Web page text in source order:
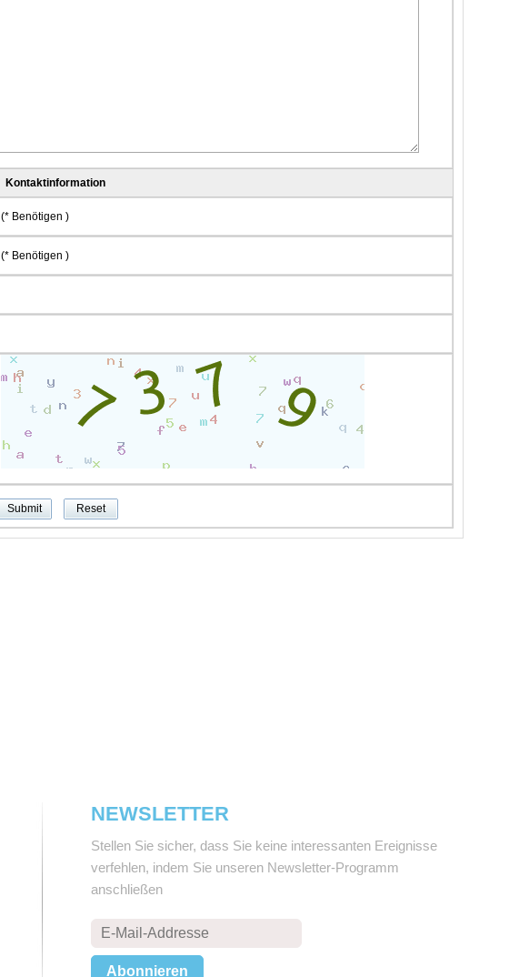
Kontaktinformation
(* Benötigen )
(* Benötigen )
NEWSLETTER
Stellen Sie sicher, dass Sie keine interessanten Ereignisse
verfehlen, indem Sie unseren Newsletter-Programm
anschließen